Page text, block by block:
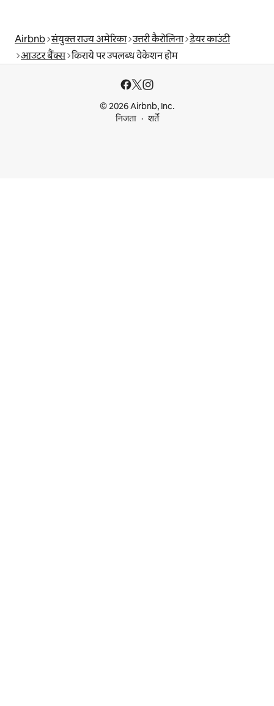
Airbnb संयुक्त राज्य अमेरिका उत्तरी कैरोलिना डेयर काउंटी
आउटर बैंक्स किराये पर उपलब्ध वेकेशन होम
© 2026 Airbnb, Inc.
निजता
शर्तें